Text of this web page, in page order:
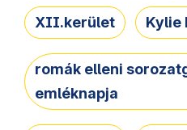
XII.kerület Kylie
romák elleni
emléknapja